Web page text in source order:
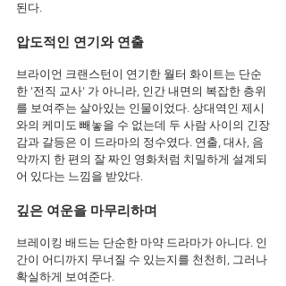
된다.
압도적인 연기와 연출
브라이언 크랜스턴이 연기한 월터 화이트는 단순
한 '전직 교사' 가 아니라, 인간 내면의 복잡한 층위
를 보여주는 살아있는 인물이었다. 상대역인 제시
와의 케미도 빼놓을 수 없는데 두 사람 사이의 긴장
감과 갈등은 이 드라마의 정수였다. 연출, 대사, 음
악까지 한 편의 잘 짜인 영화처럼 치밀하게 설계되
어 있다는 느낌을 받았다.
깊은 여운을 마무리하며
브레이킹 배드는 단순한 마약 드라마가 아니다. 인
간이 어디까지 무너질 수 있는지를 천천히, 그러나
확실하게 보여준다.